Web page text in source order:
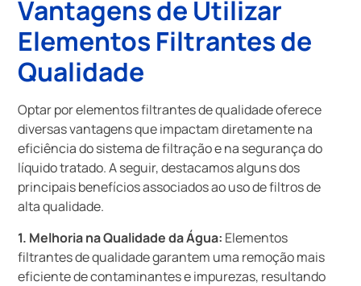
Vantagens de Utilizar
Elementos Filtrantes de
Qualidade
Optar por elementos filtrantes de qualidade oferece
diversas vantagens que impactam diretamente na
eficiência do sistema de filtração e na segurança do
líquido tratado. A seguir, destacamos alguns dos
principais benefícios associados ao uso de filtros de
alta qualidade.
1. Melhoria na Qualidade da Água: Elementos
filtrantes de qualidade garantem uma remoção mais
eficiente de contaminantes e impurezas, resultando